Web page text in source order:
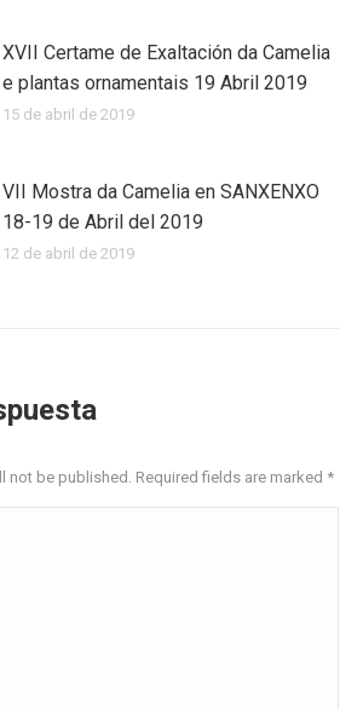
XVII Certame de Exaltación da Camelia
e plantas ornamentais 19 Abril 2019
15 de abril de 2019
VII Mostra da Camelia en SANXENXO
18-19 de Abril del 2019
12 de abril de 2019
not be published. Required fields are marked *